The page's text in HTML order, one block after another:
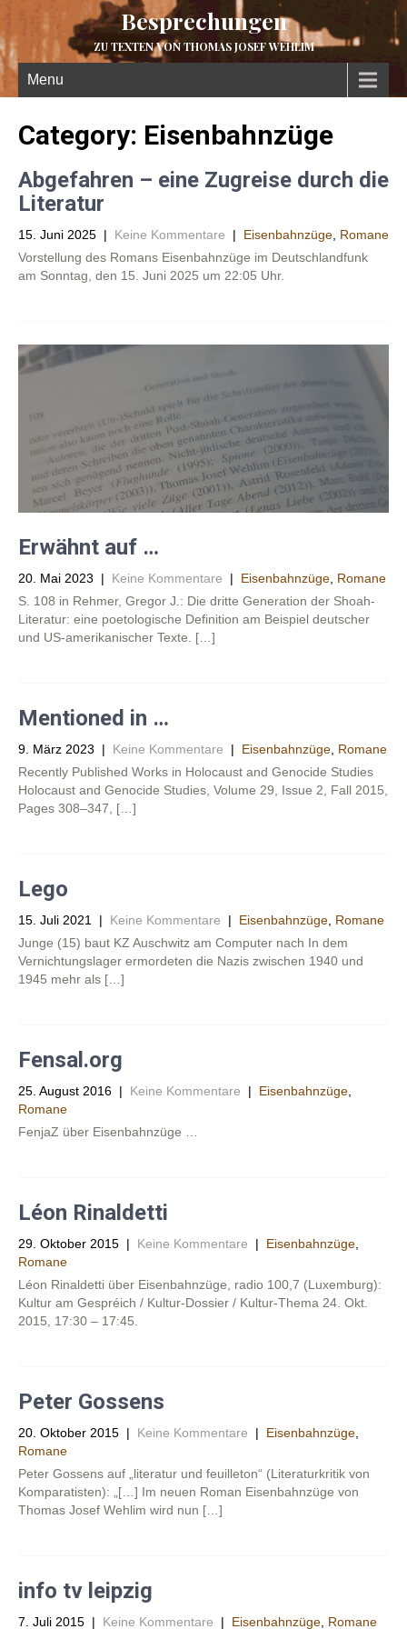
Besprechungen
ZU TEXTEN VON THOMAS JOSEF WEHLIM
Menu
Category: Eisenbahnzüge
Abgefahren – eine Zugreise durch die
Literatur
15. Juni 2025 | Keine Kommentare | Eisenbahnzüge Romane
Vorstellung des Romans Eisenbahnzüge im Deutschlandfunk
am Sonntag, den 15. Juni 2025 um 22:05 Uhr.
Erwähnt auf …
20. Mai 2023 | Keine Kommentare | Eisenbahnzüge Romane
S. 108 in Rehmer, Gregor J.: Die dritte Generation der Shoah-
Literatur: eine poetologische Definition am Beispiel deutscher
und US-amerikanischer Texte. […]
Mentioned in …
9. März 2023 | Keine Kommentare | Eisenbahnzüge Romane
Recently Published Works in Holocaust and Genocide Studies
Holocaust and Genocide Studies, Volume 29, Issue 2, Fall 2015,
Pages 308–347, […]
Lego
15. Juli 2021 | Keine Kommentare | Eisenbahnzüge Romane
Junge (15) baut KZ Auschwitz am Computer nach In dem
Vernichtungslager ermordeten die Nazis zwischen 1940 und
1945 mehr als […]
Fensal.org
25. August 2016 | Keine Kommentare | Eisenbahnzüge
Romane
FenjaZ über Eisenbahnzüge …
Léon Rinaldetti
29. Oktober 2015 | Keine Kommentare | Eisenbahnzüge
Romane
Léon Rinaldetti über Eisenbahnzüge, radio 100,7 (Luxemburg):
Kultur am Gespréich / Kultur-Dossier / Kultur-Thema 24. Okt.
2015, 17:30 – 17:45.
Peter Gossens
20. Oktober 2015 | Keine Kommentare | Eisenbahnzüge
Romane
Peter Gossens auf „literatur und feuilleton“ (Literaturkritik von
Komparatisten): „[…] Im neuen Roman Eisenbahnzüge von
Thomas Josef Wehlim wird nun […]
info tv leipzig
7. Juli 2015 | Keine Kommentare | Eisenbahnzüge Romane